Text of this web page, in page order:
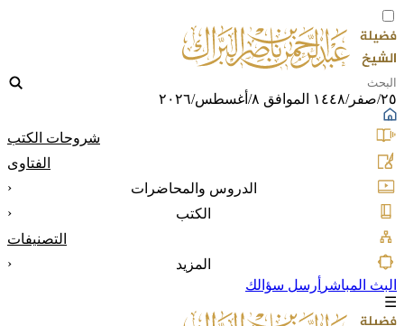
٢٥/صفر/١٤٤٨ الموافق ٨/أغسطس/٢٠٢٦
شروحات الكتب
الفتاوى
الدروس والمحاضرات
‹
الكتب
‹
التصنيفات
المزيد
‹
البث المباشر أرسل سؤالك
☰